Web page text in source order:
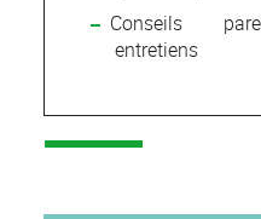
Conseils
entretiens